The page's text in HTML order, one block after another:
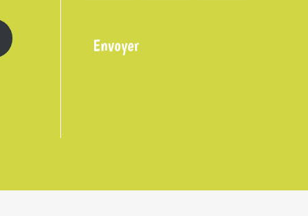
Envoyer